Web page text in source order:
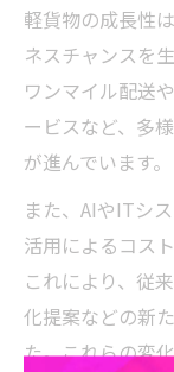
軽貨物の成長性
ネスチャンスを
ワンマイル配送
ービスなど、多
が進んでいます。
また、AIやITシ
活用によるコス
これにより、従
化提案などの新
た。これらの変